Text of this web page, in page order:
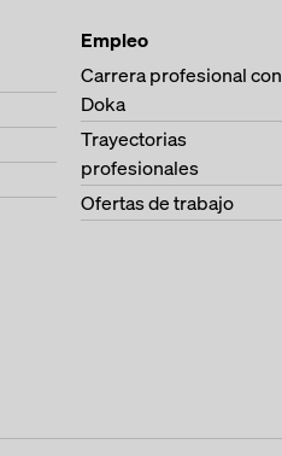
optimizada y
reducidos
necesidad
Empleo
Carrera profesional con
Doka
Trayectorias
profesionales
Ofertas de trabajo